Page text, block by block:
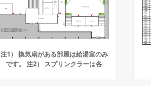
注1） 換気扇がある部屋は給湯室のみ
です。 注2） スプリンクラーは各